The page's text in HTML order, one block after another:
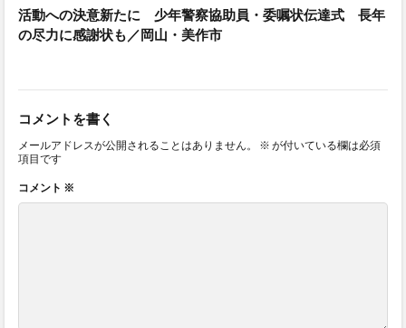
活動への決意新たに 少年警察協助員・委嘱状伝達式 長年
の尽力に感謝状も／岡山・美作市
コメントを書く
メールアドレスが公開されることはありません。 ※ が付いている欄は必須
項目です
コメント ※